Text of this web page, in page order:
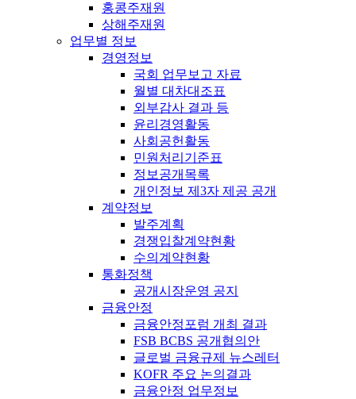
홍콩주재원
상해주재원
업무별 정보
경영정보
국회 업무보고 자료
월별 대차대조표
외부감사 결과 등
윤리경영활동
사회공헌활동
민원처리기준표
정보공개목록
개인정보 제3자 제공 공개
계약정보
발주계획
경쟁입찰계약현황
수의계약현황
통화정책
공개시장운영 공지
금융안정
금융안정포럼 개최 결과
FSB BCBS 공개협의안
글로벌 금융규제 뉴스레터
KOFR 주요 논의결과
금융안정 업무정보